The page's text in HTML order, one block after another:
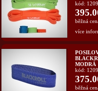
kód:
běžná
více
MODRÁ
kód:
běžná